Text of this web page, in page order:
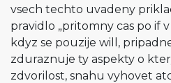
vsech techto uvadeny
pravidlo „pritomny cas po if
kdyz se pouzije will,
zduraznuje ty aspekty o
zdvorilost, snahu vyhovet